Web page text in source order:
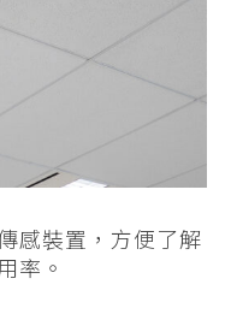
感裝置，方便了解
率。